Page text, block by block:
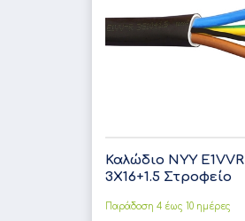
Καλώδιο NYY E1VVR
3X16+1.5 Στροφείο
Παράδοση 4 έως 10 ημέρες